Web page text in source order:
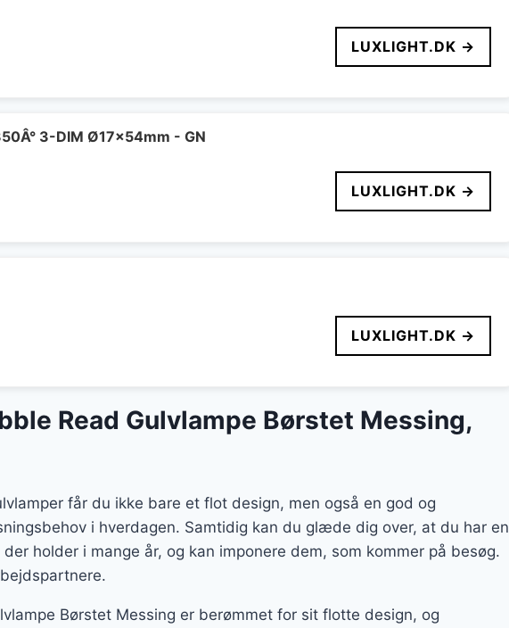
LUXLIGHT.DK →
3-DIM Ø17x54mm - GN
LUXLIGHT.DK →
LUXLIGHT.DK →
Read Gulvlampe Børstet Messing,
får du ikke bare et flot design, men også en god og
i hverdagen. Samtidig kan du glæde dig over, at du har en
holder i mange år, og kan imponere dem, som kommer på besøg.
Børstet Messing er berømmet for sit flotte design, og